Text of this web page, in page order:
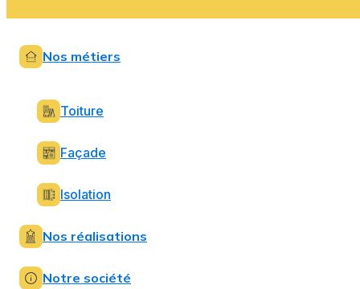
Nos métiers
Toiture
Façade
Isolation
Nos réalisations
Notre société